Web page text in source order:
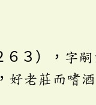
３），字
好老莊而嗜